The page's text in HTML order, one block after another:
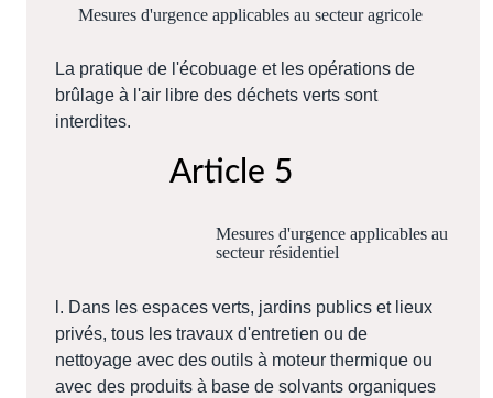
Mesures d'urgence applicables au secteur agricole
La pratique de l'écobuage et les opérations de
brûlage à l'air libre des déchets verts sont
interdites.
Article 5
Mesures d'urgence applicables au
secteur résidentiel
l. Dans les espaces verts, jardins publics et lieux
privés, tous les travaux d'entretien ou de
nettoyage avec des outils à moteur thermique ou
avec des produits à base de solvants organiques